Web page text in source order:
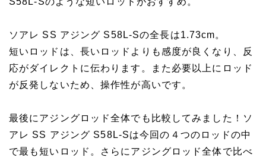
ソアレ SS アジング S58L-Sの全長は1.73cm。
短いロッドは、長いロッドよりも感度が良くなり、反
応がダイレクトに伝わります。また必要以上にロッド
が反発しないため、操作性が高いです。
最後にアジングロッド全体でも比較してみました！ソ
アレ SS アジング S58L-Sは今回の４つのロッドの中
で最も短いロッド。さらにアジングロッド全体で比べ